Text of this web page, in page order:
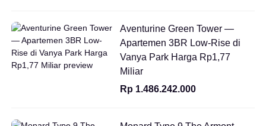
Aventurine Green Tower —
Apartemen 3BR Low-Rise di
Vanya Park Harga Rp1,77
Miliar
Rp 1.486.242.000